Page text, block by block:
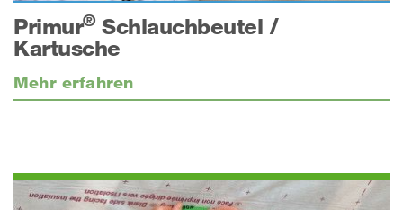
Primur®Schlauchbeutel /
Kartusche
Mehr erfahren